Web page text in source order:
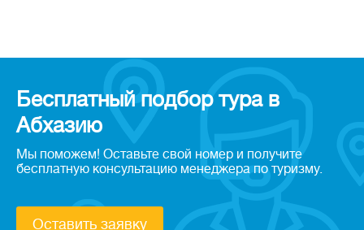
Бесплатный подбор тура в
Абхазию
Мы поможем! Оставьте свой номер и получите
бесплатную консультацию менеджера по туризму.
Оставить заявку